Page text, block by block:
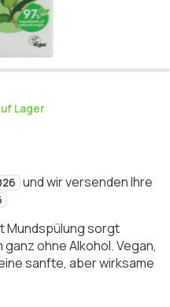
Lager
und wir versenden Ihre
Mundspülung sorgt
ohne Alkohol. Vegan,
sanfte, aber wirksame